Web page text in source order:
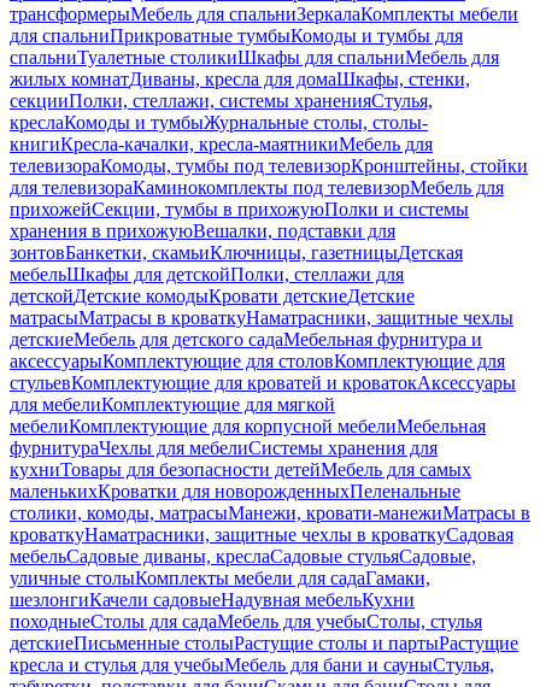
трансформерыМебель для спальниЗеркалаКомплекты мебели
для спальниПрикроватные тумбыКомоды и тумбы для
спальниТуалетные столикиШкафы для спальниМебель для
жилых комнатДиваны, кресла для домаШкафы, стенки,
секцииПолки, стеллажи, системы храненияСтулья,
креслаКомоды и тумбыЖурнальные столы, столы-
книгиКресла-качалки, кресла-маятникиМебель для
телевизораКомоды, тумбы под телевизорКронштейны, стойки
для телевизораКаминокомплекты под телевизорМебель для
прихожейСекции, тумбы в прихожуюПолки и системы
хранения в прихожуюВешалки, подставки для
зонтовБанкетки, скамьиКлючницы, газетницыДетская
мебельШкафы для детскойПолки, стеллажи для
детскойДетские комодыКровати детскиеДетские
матрасыМатрасы в кроваткуНаматрасники, защитные чехлы
детскиеМебель для детского садаМебельная фурнитура и
аксессуарыКомплектующие для столовКомплектующие для
стульевКомплектующие для кроватей и кроватокАксессуары
для мебелиКомплектующие для мягкой
мебелиКомплектующие для корпусной мебелиМебельная
фурнитураЧехлы для мебелиСистемы хранения для
кухниТовары для безопасности детейМебель для самых
маленькихКроватки для новорожденныхПеленальные
столики, комоды, матрасыМанежи, кровати-манежиМатрасы в
кроваткуНаматрасники, защитные чехлы в кроваткуСадовая
мебельСадовые диваны, креслаСадовые стульяСадовые,
уличные столыКомплекты мебели для садаГамаки,
шезлонгиКачели садовыеНадувная мебельКухни
походныеСтолы для садаМебель для учебыСтолы, стулья
детскиеПисьменные столыРастущие столы и партыРастущие
кресла и стулья для учебыМебель для бани и сауныСтулья,